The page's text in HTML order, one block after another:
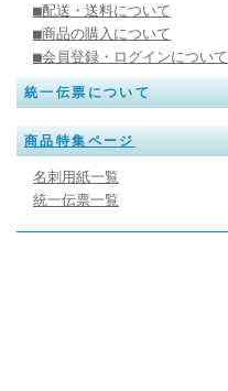
■配送・送料について
■商品の購入について
■会員登録・ログインについて
統一伝票について
商品特集ページ
名刺用紙一覧
統一伝票一覧